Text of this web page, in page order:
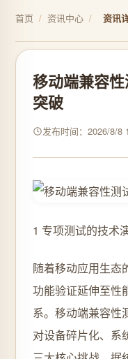
首页 / 资讯中心 / 资讯
移动端兼容
突破
发布时间：2026/8/8
1 专项测试的技术
随着移动应用生态
功能验证延伸至性
系。移动端兼容性
对设备碎片化、系